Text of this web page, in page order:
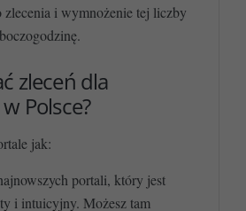
zlecenia i wymnożenie tej liczby
zleceń dla
Polsce?
jak:
portali, który jest
i intuicyjny. Możesz tam